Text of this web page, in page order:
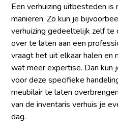
Een verhuizing uitbesteden
manieren. Zo kun je
verhuizing gedeeltelijk zelf te
over te laten aan een
vraagt het uit elkaar halen en
wat meer expertise. Dan kun
voor deze specifieke
meubilair te laten
van de inventaris verhuis je
dag.